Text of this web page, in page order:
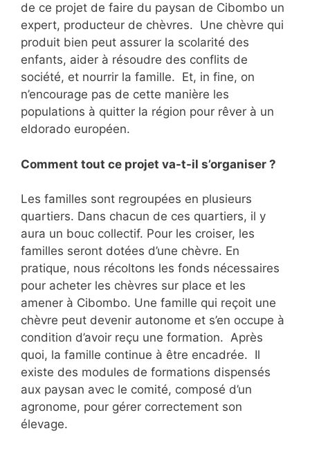
de ce projet de faire du paysan de Cibombo un
expert, producteur de chèvres. Une chèvre qui
produit bien peut assurer la scolarité des
enfants, aider à résoudre des conflits de
société, et nourrir la famille. Et, in fine, on
n’encourage pas de cette manière les
populations à quitter la région pour rêver à un
eldorado européen.
Comment tout ce projet va-t-il s’organiser ?
Les familles sont regroupées en plusieurs
quartiers. Dans chacun de ces quartiers, il y
aura un bouc collectif. Pour les croiser, les
familles seront dotées d’une chèvre. En
pratique, nous récoltons les fonds nécessaires
pour acheter les chèvres sur place et les
amener à Cibombo. Une famille qui reçoit une
chèvre peut devenir autonome et s’en occupe à
condition d’avoir reçu une formation. Après
quoi, la famille continue à être encadrée. Il
existe des modules de formations dispensés
aux paysan avec le comité, composé d’un
agronome, pour gérer correctement son
élevage.